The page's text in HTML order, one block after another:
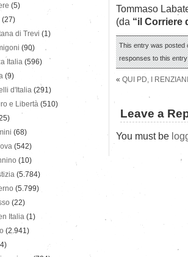
Tommaso
(da “il Corriere
This entry was posted
responses to this
« QUI PD, I
Leave a
You must be
(5)
(27)
di Trevi (1)
(90)
Italia (596)
(9)
d'Italia (291)
e Libertà (510)
(68)
(542)
(10)
(5.784)
(5.799)
(22)
Italia (1)
(2.941)